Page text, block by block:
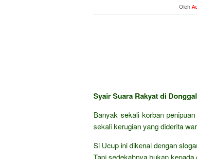
Oleh
Syair Suara Rakyat di
Banyak sekali korban
sekali kerugian yang diderita
Si Ucup ini dikenal dengan
Tapi sedekahnya bukan